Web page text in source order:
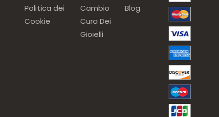
Politica dei
Cookie
Cambio
Cura Dei
Gioielli
Blog